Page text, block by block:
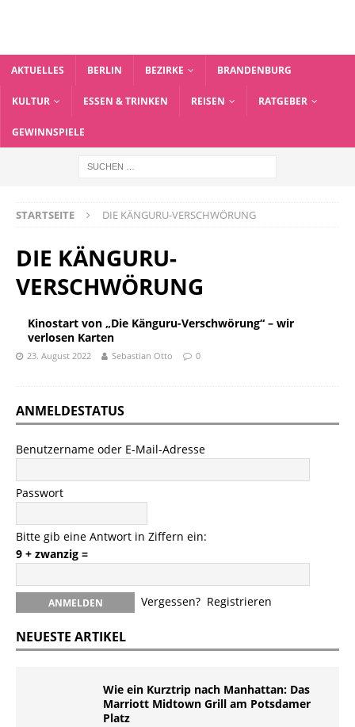
AKTUELLES BERLIN BEZIRKE BRANDENBURG
KULTUR ESSEN & TRINKEN REISEN RATGEBER
GEWINNSPIELE
STARTSEITE DIE KÄNGURU-VERSCHWÖRUNG
DIE KÄNGURU-
VERSCHWÖRUNG
Kinostart von „Die Känguru-Verschwörung“ – wir
verlosen Karten
23. August 2022 Sebastian Otto 0
ANMELDESTATUS
Benutzername oder E-Mail-Adresse
Passwort
Bitte gib eine Antwort in Ziffern ein:
9 + zwanzig =
Vergessen? Registrieren
NEUESTE ARTIKEL
Wie ein Kurztrip nach Manhattan: Das
Marriott Midtown Grill am Potsdamer
Platz